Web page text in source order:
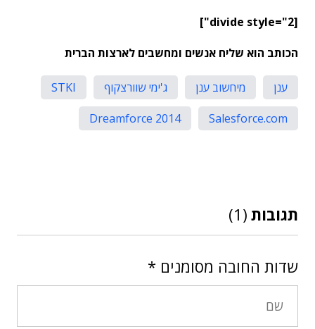
[divide style="2"]
הכותב הוא שליח אנשים ומחשבים לארצות הברית
ענן מיחשוב ענן ג'ימי שוורצקוף
STKI
Salesforce.com
Dreamforce 2014
תגובות (1)
שדות החובה מסומנים *